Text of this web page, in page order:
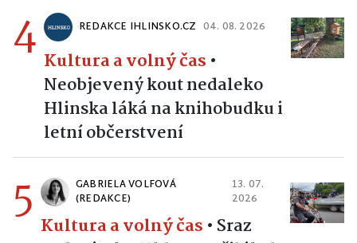
4 REDAKCE IHLINSKO.CZ 04. 08. 2026
Kultura a volný čas •
Neobjevený kout nedaleko
Hlinska láká na knihobudku i
letní občerstvení
5
GABRIELA VOLFOVÁ
(REDAKCE)
13. 07.
2026
Kultura a volný čas • Sraz